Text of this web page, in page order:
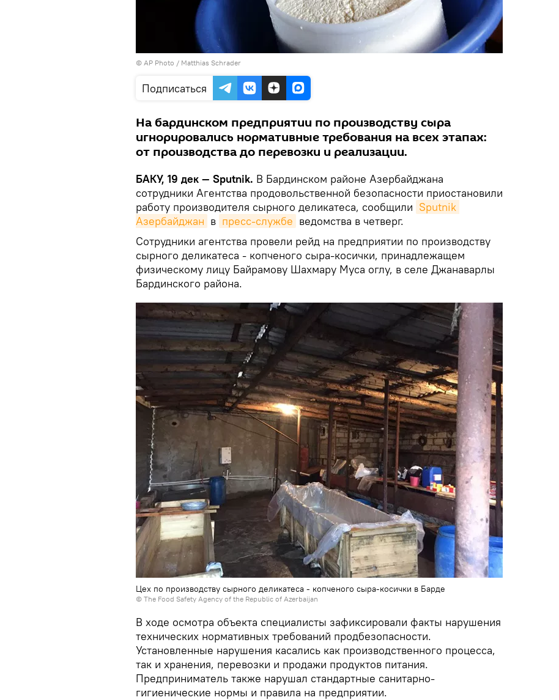
© AP Photo / Matthias Schrader
Подписаться
На бардинском предприятии по производству сыра
игнорировались нормативные требования на всех этапах:
от производства до перевозки и реализации.
БАКУ, 19 дек — Sputnik. В Бардинском районе Азербайджана
сотрудники Агентства продовольственной безопасности приостановили
работу производителя сырного деликатеса, сообщили Sputnik
Азербайджан в пресс-службе ведомства в четверг.
Сотрудники агентства провели рейд на предприятии по производству
сырного деликатеса - копченого сыра-косички, принадлежащем
физическому лицу Байрамову Шахмару Муса оглу, в селе Джанаварлы
Бардинского района.
Цех по производству сырного деликатеса - копченого сыра-косички в Барде
© The Food Safety Agency of the Republic of Azerbaijan
В ходе осмотра объекта специалисты зафиксировали факты нарушения
технических нормативных требований продбезопасности.
Установленные нарушения касались как производственного процесса,
так и хранения, перевозки и продажи продуктов питания.
Предприниматель также нарушал стандартные санитарно-
гигиенические нормы и правила на предприятии.